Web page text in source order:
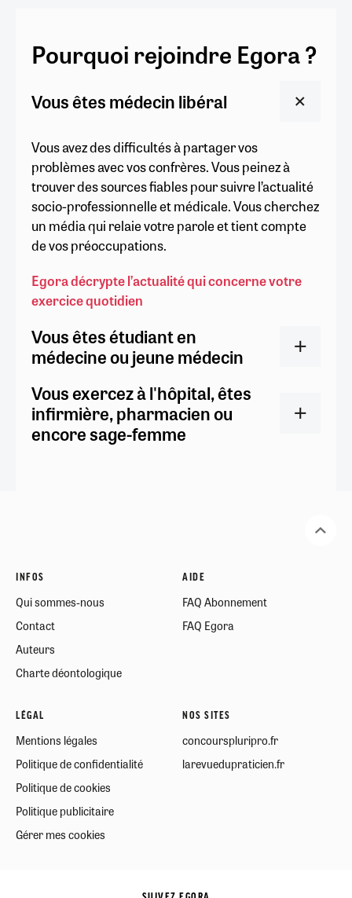
Pourquoi rejoindre Egora ?
Vous êtes médecin libéral
Vous avez des difficultés à partager vos
problèmes avec vos confrères. Vous peinez à
trouver des sources fiables pour suivre l’actualité
socio-professionnelle et médicale. Vous cherchez
un média qui relaie votre parole et tient compte
de vos préoccupations.
Egora décrypte l’actualité qui concerne votre
exercice quotidien
Vous êtes étudiant en
médecine ou jeune médecin
Vous exercez à l'hôpital, êtes
infirmière, pharmacien ou
encore sage-femme
INFOS
Qui sommes-nous
Contact
Auteurs
Charte déontologique
AIDE
FAQ Abonnement
FAQ Egora
LÉGAL
Mentions légales
Politique de confidentialité
Politique de cookies
Politique publicitaire
Gérer mes cookies
NOS SITES
concourspluripro.fr
larevuedupraticien.fr